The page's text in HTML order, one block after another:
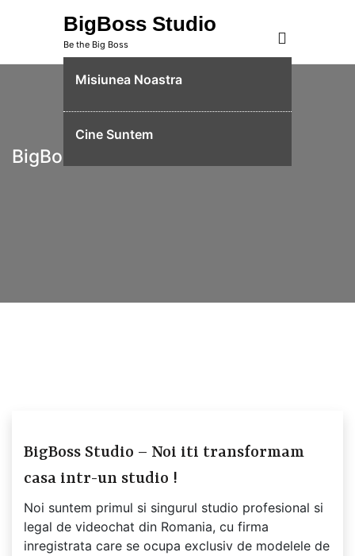
BigBoss Studio
Be the Big Boss
Misiunea Noastra
Cine Suntem
BigBoss Studio
BigBoss Studio – Noi iti transformam
casa intr-un studio !
Noi suntem primul si singurul studio profesional si
legal de videochat din Romania, cu firma
inregistrata care se ocupa exclusiv de modelele de